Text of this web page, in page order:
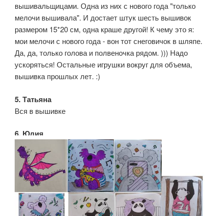
вышивальщицами. Одна из них с нового года "только
мелочи вышивала". И достает штук шесть вышивок
размером 15*20 см, одна краше другой! К чему это я:
мои мелочи с нового года - вон тот снеговичок в шляпе.
Да, да, только голова и полвеночка рядом. ))) Надо
ускоряться! Остальные игрушки вокруг для объема,
вышивка прошлых лет. :)
5. Татьяна
Вся в вышивке
6. Юлия